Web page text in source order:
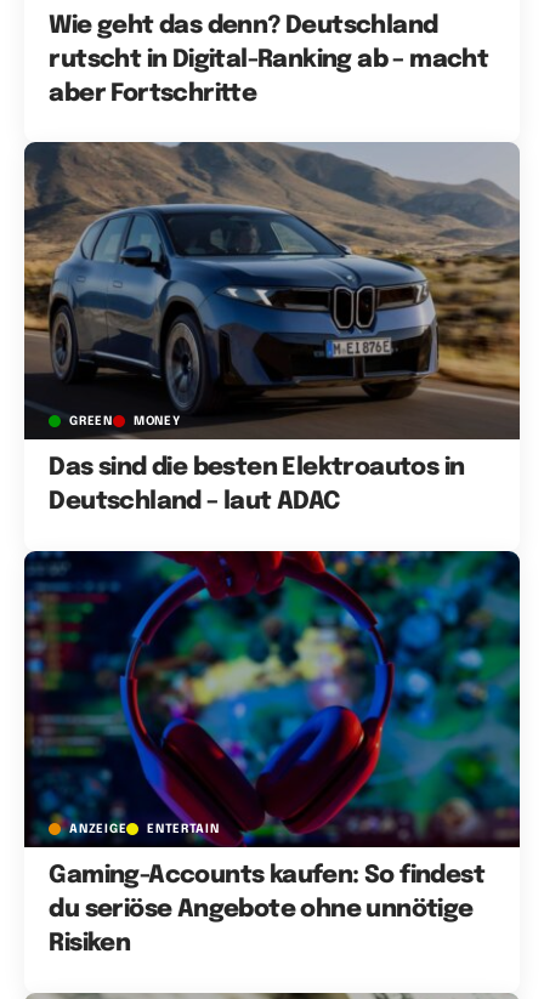
Wie geht das denn? Deutschland
rutscht in Digital-Ranking ab – macht
aber Fortschritte
GREEN MONEY
Das sind die besten Elektroautos in
Deutschland – laut ADAC
ANZEIGE ENTERTAIN
Gaming-Accounts kaufen: So findest
du seriöse Angebote ohne unnötige
Risiken